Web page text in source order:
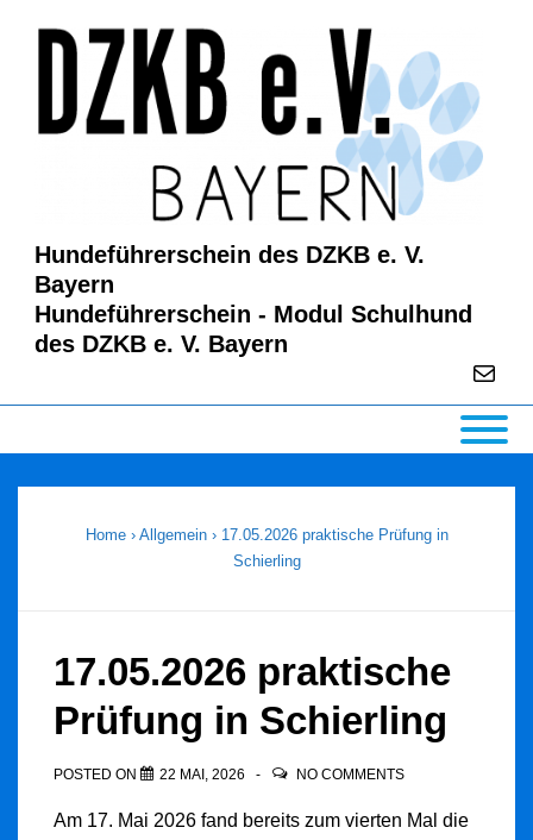
Hundeführerschein des DZKB e. V.
Bayern
Hundeführerschein - Modul Schulhund
des DZKB e. V. Bayern
E-Mail
Navigation
Home › Allgemein › 17.05.2026 praktische Prüfung in
Schierling
17.05.2026 praktische
Prüfung in Schierling
POSTED ON 22 MAI, 2026 NO COMMENTS
Am 17. Mai 2026 fand bereits zum vierten Mal die